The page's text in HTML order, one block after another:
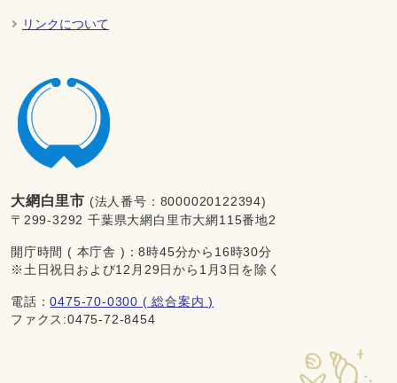
リンクについて
大網白里市 (法人番号：8000020122394)
〒299-3292 千葉県大網白里市大網115番地2
開庁時間 ( 本庁舎 )：8時45分から16時30分
※土日祝日および12月29日から1月3日を除く
電話：0475-70-0300 ( 総合案内 )
ファクス:0475-72-8454